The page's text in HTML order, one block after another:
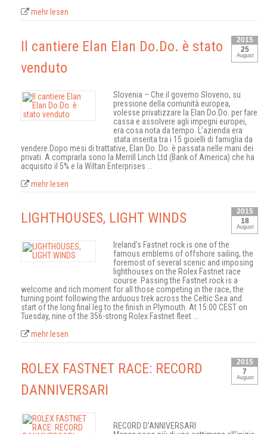
mehr lesen
2015
25
August
Il cantiere Elan Elan Do.Do. è stato
venduto
Slovenia – Che il governo Sloveno, su
pressione della comunità europea,
volesse privatizzare la Elan Do.Do. per fare
cassa e assolvere agli impegni europei,
era cosa nota da tempo. L’azienda era
stata inserita tra i 15 gioielli di famiglia da
vendere.Dopo mesi di trattative, Elan Do. Do. è passata nelle mani dei
privati. A comprarla sono la Merrill Linch Ltd (Bank of America) che ha
acquisito il 5% e la Wiltan Enterprises ...
mehr lesen
2015
18
August
LIGHTHOUSES, LIGHT WINDS
Ireland’s Fastnet rock is one of the
famous emblems of offshore sailing, the
foremost of several scenic and imposing
lighthouses on the Rolex Fastnet race
course. Passing the Fastnet rock is a
welcome and rich moment for all those competing in the race, the
turning point following the arduous trek across the Celtic Sea and
start of the long final leg to the finish in Plymouth. At 15:00 CEST on
Tuesday, nine of the 356-strong Rolex Fastnet fleet ...
mehr lesen
2015
7
August
ROLEX FASTNET RACE: RECORD
DANNIVERSARI
RECORD D’ANNIVERSARI